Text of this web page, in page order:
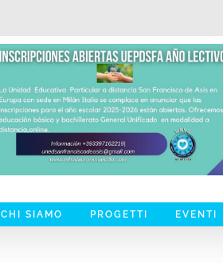
CHI SIAMO PROGETTI EVENTI